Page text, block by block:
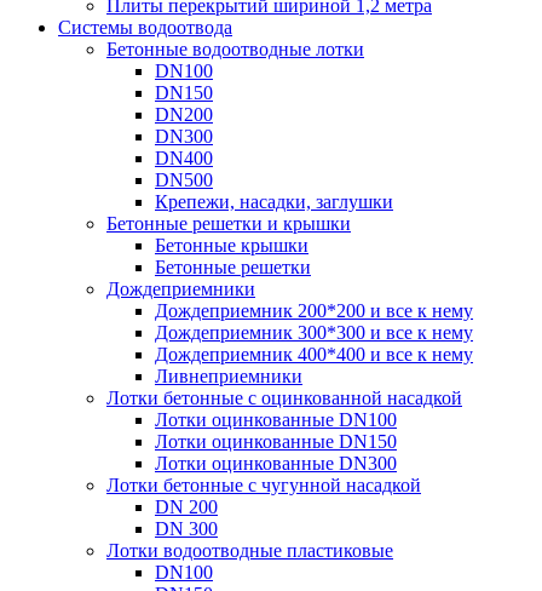
Плиты перекрытий шириной 1,2 метра
Системы водоотвода
Бетонные водоотводные лотки
DN100
DN150
DN200
DN300
DN400
DN500
Крепежи, насадки, заглушки
Бетонные решетки и крышки
Бетонные крышки
Бетонные решетки
Дождеприемники
Дождеприемник 200*200 и все к нему
Дождеприемник 300*300 и все к нему
Дождеприемник 400*400 и все к нему
Ливнеприемники
Лотки бетонные с оцинкованной насадкой
Лотки оцинкованные DN100
Лотки оцинкованные DN150
Лотки оцинкованные DN300
Лотки бетонные с чугунной насадкой
DN 200
DN 300
Лотки водоотводные пластиковые
DN100